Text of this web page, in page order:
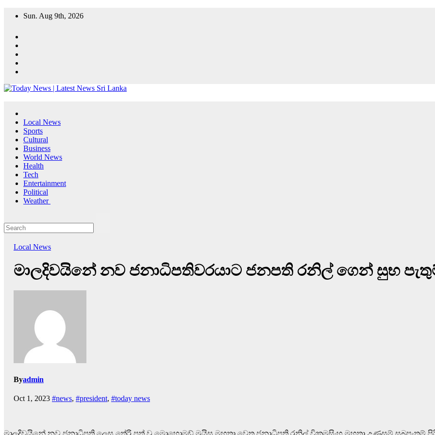
Sun. Aug 9th, 2026
Local News
Sports
Cultural
Business
World News
Health
Tech
Entertainment
Political
Weather
Local News
මාලදිවයිනේ නව ජනාධිපතිවරයාට ජනපති රනිල් ගෙන් සුභ
Byadmin
Oct 1, 2023 #news, #president, #today news